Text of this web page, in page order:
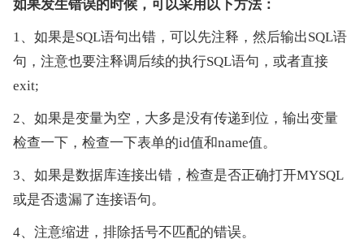
如果发生错误的时候，可以采用以下方法：
1、如果是SQL语句出错，可以先注释，然后输出SQL语
句，注意也要注释调后续的执行SQL语句，或者直接
exit;
2、如果是变量为空，大多是没有传递到位，输出变量
检查一下，检查一下表单的id值和name值。
3、如果是数据库连接出错，检查是否正确打开MYSQL
或是否遗漏了连接语句。
4、注意缩进，排除括号不匹配的错误。